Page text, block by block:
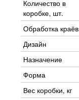
Количество в
коробке, шт.
Обработка краёв
Дизайн
Назначение
Форма
Вес коробки, кг